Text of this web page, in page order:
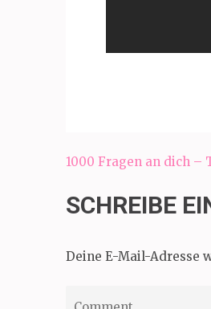
1000 Fragen an dich –
SCHREIBE
Deine E-Mail-Adresse